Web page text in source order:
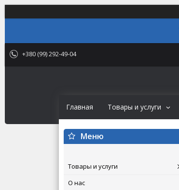
+380 (99) 292-49-04
Главная Товары и услуги
Товары и услуги
О нас